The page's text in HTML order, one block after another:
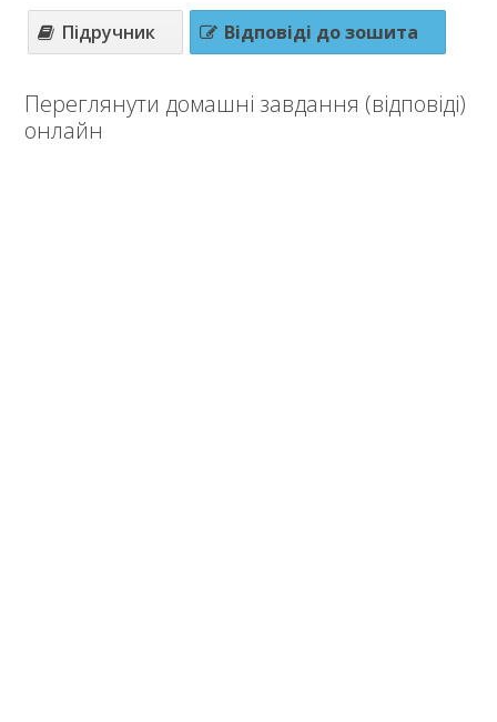
10 клас
11 клас
Зв'язок
Підручник Відповіді до зошита
Переглянути домашні завдання (відповіді)
онлайн